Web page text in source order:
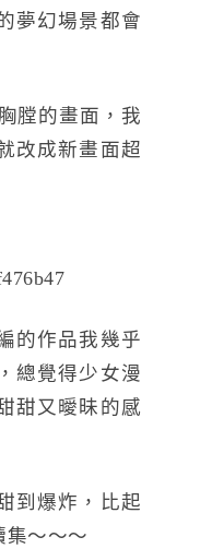
夢幻場景都會
膛的畫面，我
改成新畫面超
的作品我幾乎
總覺得少女漫
甜又曖昧的感
到爆炸，比起
集～～～